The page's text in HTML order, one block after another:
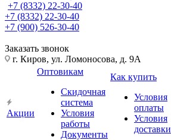
+7 (8332) 22-30-40
+7 (8332) 22-30-40
+7 (900) 526-30-40
Заказать звонок
г. Киров, ул. Ломоносова, д. 9А
Акции
Оптовикам
Скидочная
система
Условия
работы
Документы
Как купить
Условия
оплаты
Условия
доставки